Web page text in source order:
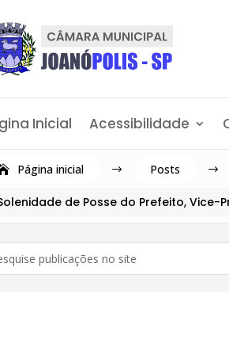
Inicial Acessibilidade
Página inicial $ Posts $
de Posse do Prefeito,